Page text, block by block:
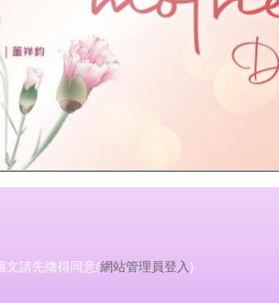
文請先徵得同意(網站管理員登入)